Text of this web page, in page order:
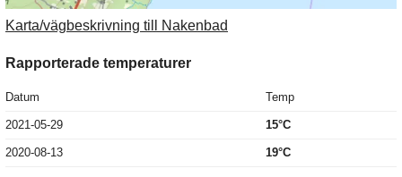
Karta/vägbeskrivning till Nakenbad
Rapporterade temperaturer
Datum Temp
2021-05-29 15°C
2020-08-13 19°C